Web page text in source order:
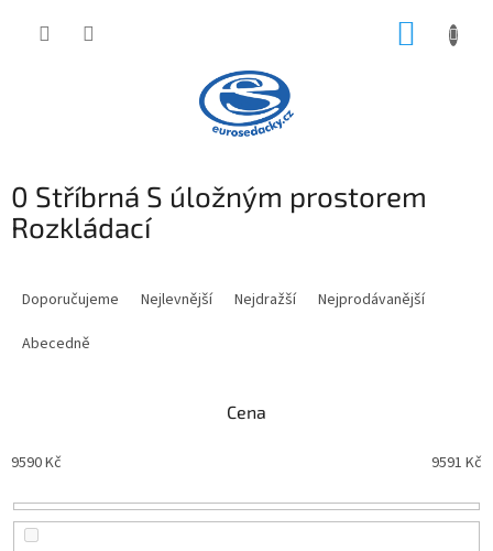
0 Stříbrná S úložným prostorem
Rozkládací
o
u
Doporučujeme Nejlevnější Nejdražší
Nejprodávanější
Abecedně
Cena
9590Kč 9591 Kč